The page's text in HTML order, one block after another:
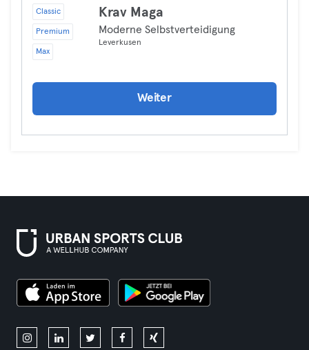
Classic
Premium
Max
Krav Maga
Moderne Selbstverteidigung
Leverkusen
Weiter